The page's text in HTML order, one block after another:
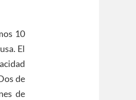
10
El
de
de